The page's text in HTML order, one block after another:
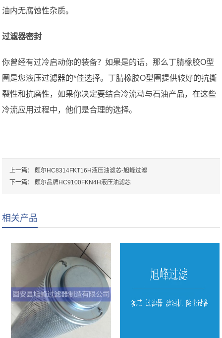
油内无腐蚀性杂质。
过滤器密封
你曾经有过冷启动你的装备？如果是的话，那么丁腈橡胶O型
圈是您液压过滤器的*佳选择。丁腈橡胶O型圈提供较好的抗撕
裂性和抗磨性，如果你决定要结合冷流动与石油产品，在这些
冷流应用过程中，他们是合理的选择。
上一篇：颇尔HC8314FKT16H液压油滤芯-旭峰过滤
下一篇：颇尔品牌HC9100FKN4H液压油滤芯
相关产品